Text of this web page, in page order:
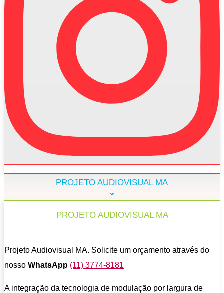
PROJETO AUDIOVISUAL MA
PROJETO AUDIOVISUAL MA
Projeto Audiovisual MA. Solicite um orçamento através do
nosso WhatsApp (11) 3774-8181
A integração da tecnologia de modulação por largura de